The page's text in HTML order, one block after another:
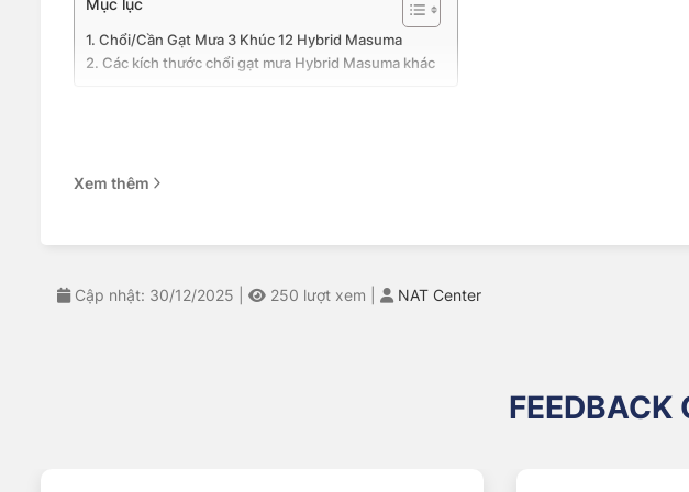
Mục lục
Chổi/Cần Gạt Mưa 3 Khúc 12 Hybrid Masuma
Các kích thước chổi gạt mưa Hybrid Masuma khác
Thương hiệu: Masuma (Nhật Bản)
Chiều dài lưỡi gạt: 300 mm ≈ 30 cm
lưỡi gạt tiếp xúc trực tiếp với kính được làm từ cao su EPDM, cho khả năng gạt sạch
Sản phẩm là sự kết hợp ưu điểm của cần gạt mưa truyền thống và cần gạt mưa
Xem thêm
Cập nhật: 30/12/2025 250 lượt xem NAT Center
FEEDBACK